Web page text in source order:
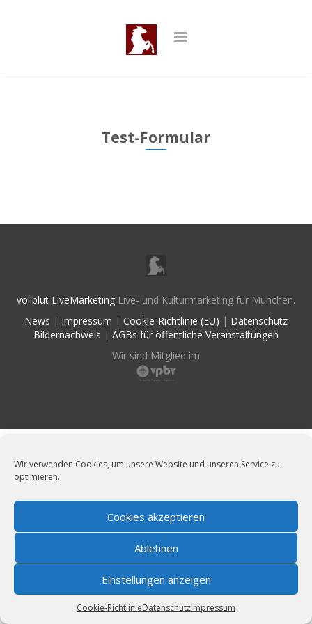
Wir verwenden Cookies, um unsere Website und unseren Service zu
optimieren.
Cookies akzeptieren
Ablehnen
Einstellungen anzeigen
Cookie-RichtlinieDatenschutzImpressum
Test-Formular
vollblut LiveMarketing Live- und Kulturmarketing für München.
News | Impressum | Cookie-Richtlinie (EU) | Datenschutz
Bildernachweis | AGBs für öffentliche Veranstaltungen
Wir sind Mitglied im